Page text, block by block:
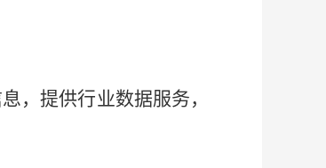
，提供行业数据服务，